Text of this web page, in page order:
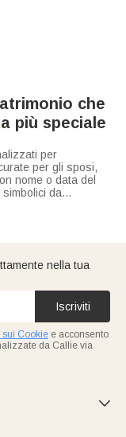
– Regalo per
della casa o
che
più speciale
per
per gli sposi,
nome o data del
da
ideali anche come
perfetti per
nella tua
Iscriviti
sui Cookie e acconsento
da Callie via
